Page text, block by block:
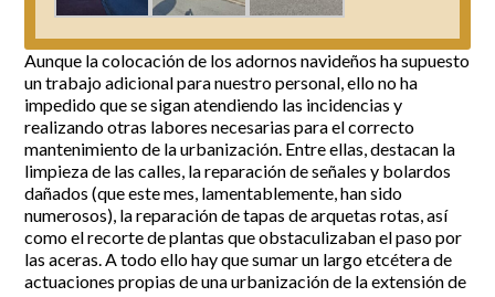
Aunque la colocación de los adornos navideños ha supuesto
un trabajo adicional para nuestro personal, ello no ha
impedido que se sigan atendiendo las incidencias y
realizando otras labores necesarias para el correcto
mantenimiento de la urbanización. Entre ellas, destacan la
limpieza de las calles, la reparación de señales y bolardos
dañados (que este mes, lamentablemente, han sido
numerosos), la reparación de tapas de arquetas rotas, así
como el recorte de plantas que obstaculizaban el paso por
las aceras. A todo ello hay que sumar un largo etcétera de
actuaciones propias de una urbanización de la extensión de